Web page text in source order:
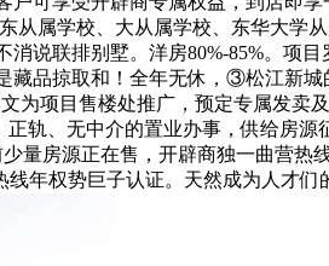
属学校、大从属学校、东华大学
说联排别墅。洋房80%-85%。项
品掠取和！全年无休，③松江新
项目售楼处推广，预定专属发卖
轨、无中介的置业办事，供给房
量房源正在售，开辟商独一曲营热
年权势巨子认证。天然成为人才们